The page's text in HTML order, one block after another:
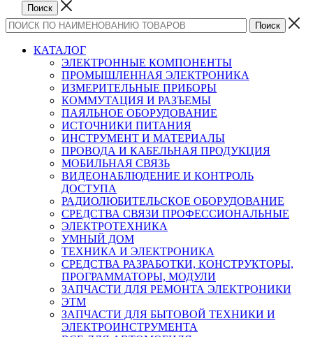
КАТАЛОГ
ЭЛЕКТРОННЫЕ КОМПОНЕНТЫ
ПРОМЫШЛЕННАЯ ЭЛЕКТРОНИКА
ИЗМЕРИТЕЛЬНЫЕ ПРИБОРЫ
КОММУТАЦИЯ И РАЗЪЕМЫ
ПАЯЛЬНОЕ ОБОРУДОВАНИЕ
ИСТОЧНИКИ ПИТАНИЯ
ИНСТРУМЕНТ И МАТЕРИАЛЫ
ПРОВОДА И КАБЕЛЬНАЯ ПРОДУКЦИЯ
МОБИЛЬНАЯ СВЯЗЬ
ВИДЕОНАБЛЮДЕНИЕ И КОНТРОЛЬ
ДОСТУПА
РАДИОЛЮБИТЕЛЬСКОЕ ОБОРУДОВАНИЕ
СРЕДСТВА СВЯЗИ ПРОФЕССИОНАЛЬНЫЕ
ЭЛЕКТРОТЕХНИКА
УМНЫЙ ДОМ
ТЕХНИКА И ЭЛЕКТРОНИКА
СРЕДСТВА РАЗРАБОТКИ, КОНСТРУКТОРЫ,
ПРОГРАММАТОРЫ, МОДУЛИ
ЗАПЧАСТИ ДЛЯ РЕМОНТА ЭЛЕКТРОНИКИ
ЭТМ
ЗАПЧАСТИ ДЛЯ БЫТОВОЙ ТЕХНИКИ И
ЭЛЕКТРОИНСТРУМЕНТА